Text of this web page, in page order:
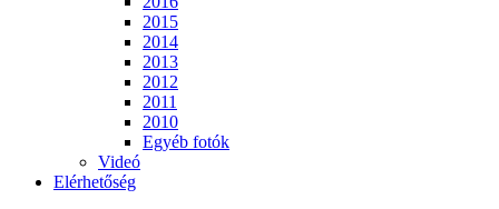
2015
2014
2013
2012
2011
2010
Egyéb fotók
Videó
Elérhetőség